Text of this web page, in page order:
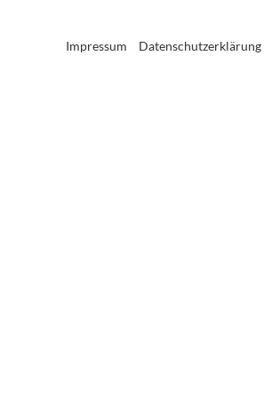
Impressum Datenschutzerklärung